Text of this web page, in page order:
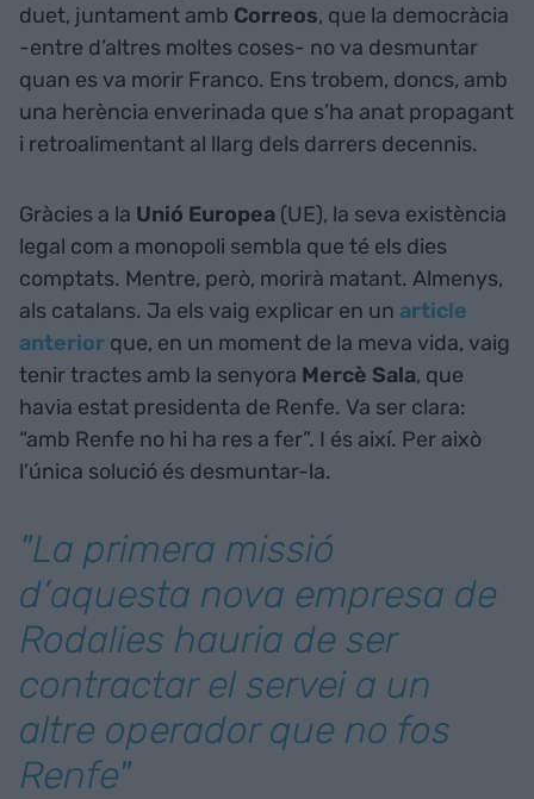
duet, juntament amb Correos, que la democràcia
-entre d’altres moltes coses- no va desmuntar
quan es va morir Franco. Ens trobem, doncs, amb
una herència enverinada que s’ha anat propagant
i retroalimentant al llarg dels darrers decennis.
Gràcies a la Unió Europea (UE), la seva existència
legal com a monopoli sembla que té els dies
comptats. Mentre, però, morirà matant. Almenys,
als catalans. Ja els vaig explicar en un article
anterior que, en un moment de la meva vida, vaig
tenir tractes amb la senyora Mercè Sala, que
havia estat presidenta de Renfe. Va ser clara:
“amb Renfe no hi ha res a fer”. I és així. Per això
l’única solució és desmuntar-la.
"La primera missió
d’aquesta nova empresa de
Rodalies hauria de ser
contractar el servei a un
altre operador que no fos
Renfe"